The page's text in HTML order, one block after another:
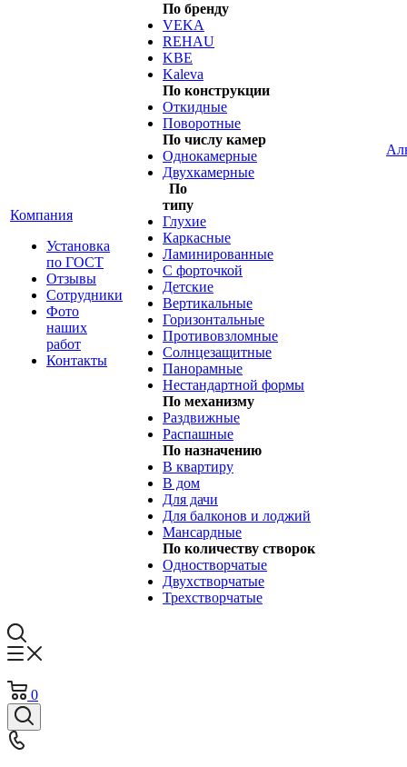
Компания
Установка
по ГОСТ
Отзывы
Сотрудники
Фото
наших
работ
Контакты
По бренду
VEKA
REHAU
KBE
Kaleva
По конструкции
Откидные
Поворотные
По числу камер
Однокамерные
Двухкамерные
По
типу
Глухие
Каркасные
Ламинированные
С форточкой
Детские
Вертикальные
Горизонтальные
Противовзломные
Солнцезащитные
Панорамные
Нестандартной формы
По механизму
Раздвижные
Распашные
По назначению
В квартиру
В дом
Для дачи
Для балконов и лоджий
Мансардные
По количеству створок
Одностворчатые
Двухстворчатые
Трехстворчатые
0